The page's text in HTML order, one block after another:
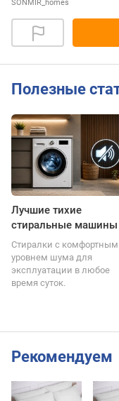
SONMIR_homes
Полезные
Лучшие тихие
стиральные машины
Стиралки с комфортным
уровнем шума для
эксплуатации в любое
время суток.
Рекомендуем